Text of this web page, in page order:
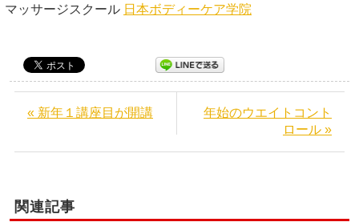
マッサージスクール 日本ボディーケア学院
« 新年１講座目が開講
年始のウエイトコント
ロール »
関連記事